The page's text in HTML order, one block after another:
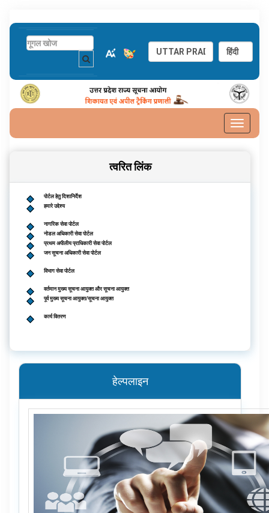
Toggle
त्वरित लिंक
पोर्टल हेतु दिशानिर्देश
हमारे उद्देश्य
नागरिक सेवा पोर्टल
नोडल अधिकारी सेवा पोर्टल
प्रथम अपीलीय प्राधिकारी सेवा पोर्टल
जन सूचना अधिकारी सेवा पोर्टल
विभाग सेवा पोर्टल
वर्तमान मुख्य सूचना आयुक्त और सूचना आयुक्त
पूर्व मुख्य सूचना आयुक्त/सूचना आयुक्त
कार्य वितरण
हेल्पलाइन